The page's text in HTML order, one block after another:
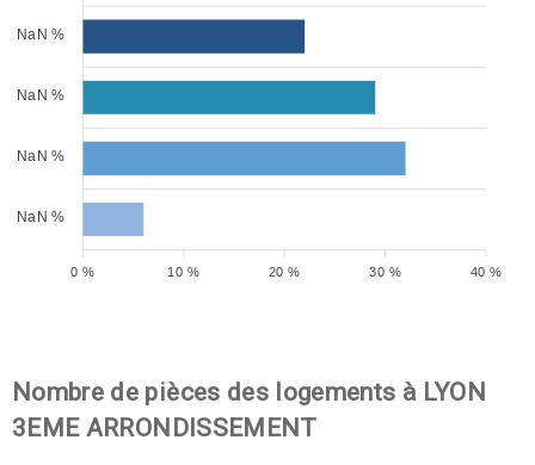
NaN %
NaN %
NaN %
NaN %
40 %
30 %
20 %
10 %
0 %
Nombre de pièces des logements à LYON
3EME ARRONDISSEMENT